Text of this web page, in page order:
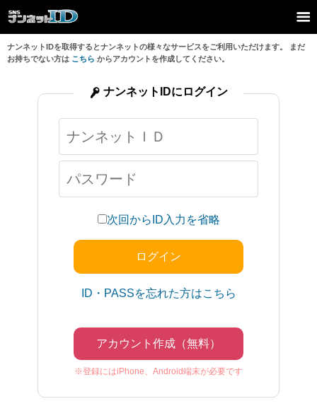
ナンネットIDを取得するとナンネットの様々なサービスをご利用いただけます。 まだ
お持ちでない方は こちら からアカウントを作成してください。
次回からID入力を省略
ID・PASSを忘れた方はこちら
アカウント作成（無料）
※登録にはiPhone、Android端末が必要です
ナンネットIDにログイン